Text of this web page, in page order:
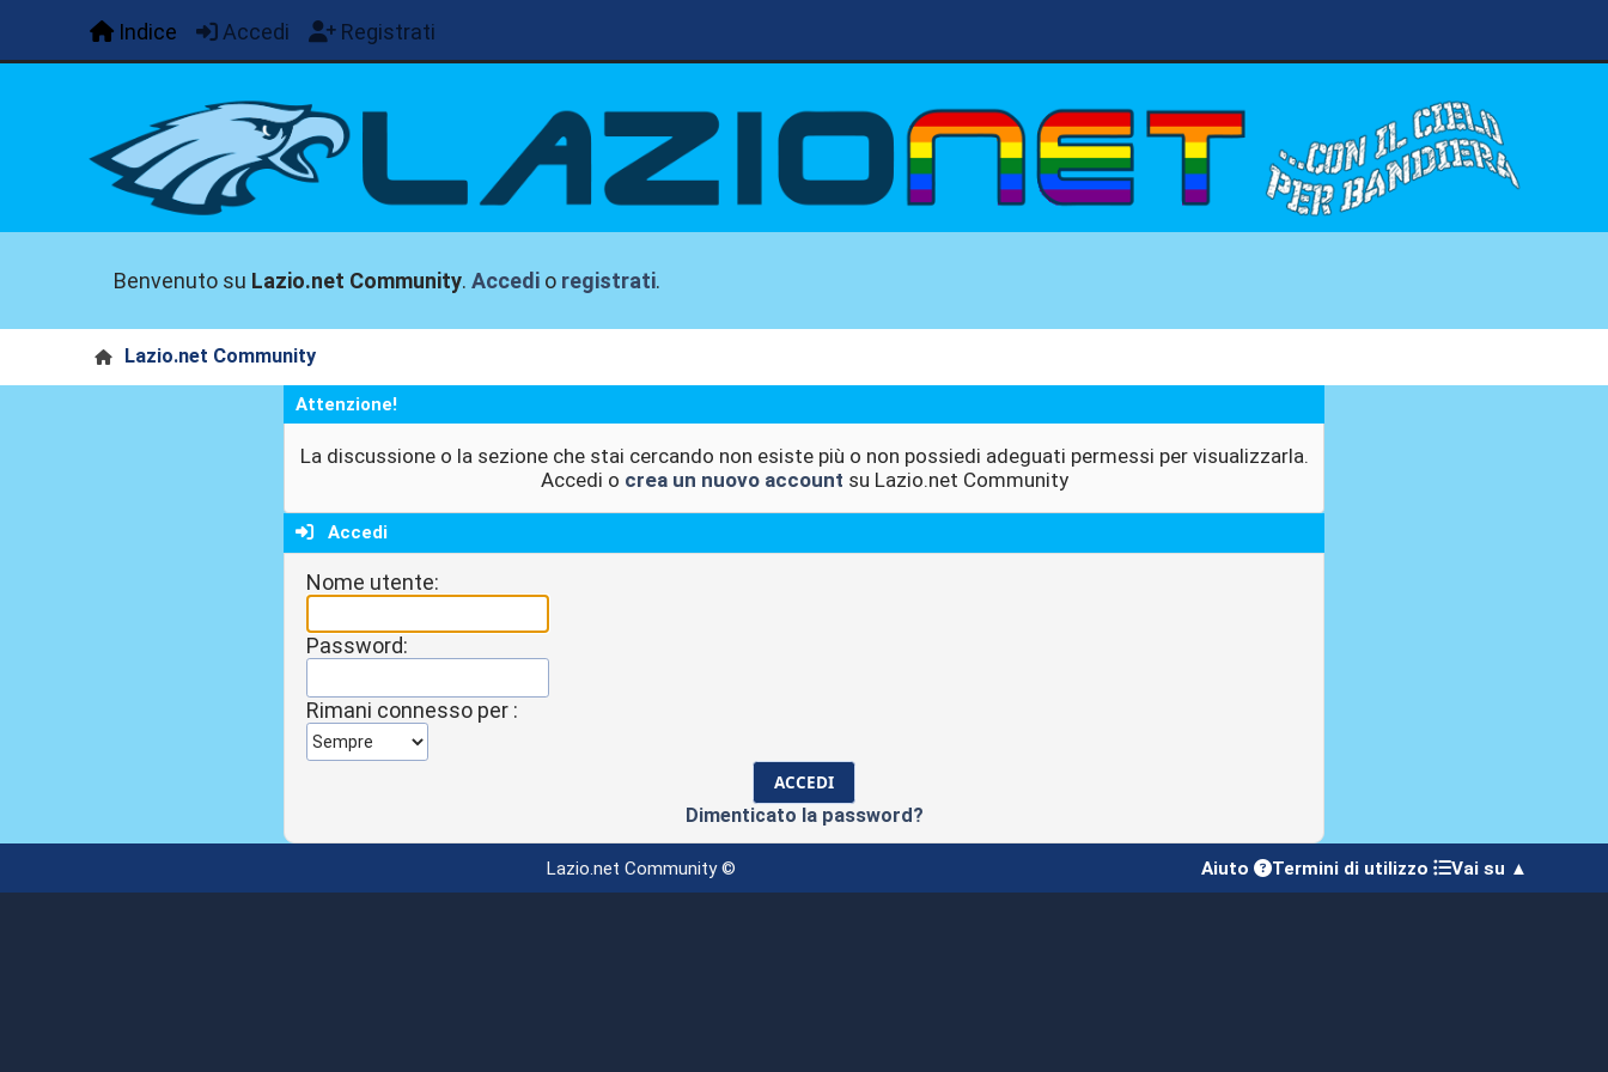
Indice Accedi Registrati
Benvenuto su Lazio.net Community.Accedi o registrati.
Lazio.net Community
Attenzione!
La discussione o la sezione che stai cercando non esiste più o non possiedi adeguati permessi per visualizzarla.
Accedi o crea un nuovo account su Lazio.net Community
Accedi
Nome utente:
Password:
Rimani connesso per :
Dimenticato la password?
Lazio.net Community © Aiuto Termini di utilizzo Vai su ▲